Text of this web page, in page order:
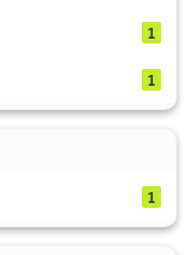
1
1
1